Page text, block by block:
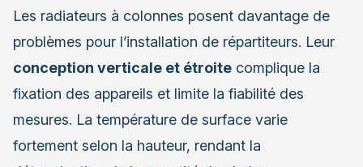
Les radiateurs à colonnes posent davantage de
problèmes pour l’installation de répartiteurs. Leur
conception verticale et étroite complique la
fixation des appareils et limite la fiabilité des
mesures. La température de surface varie
fortement selon la hauteur, rendant la